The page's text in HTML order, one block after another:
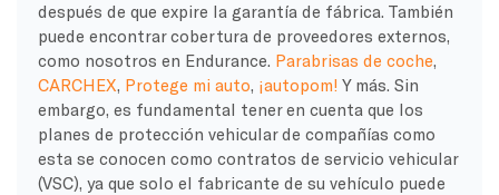
después de que expire la garantía de fábrica. También
puede encontrar cobertura de proveedores externos,
como nosotros en Endurance. Parabrisas de coche,
CARCHEX, Protege mi auto, ¡autopom! Y más. Sin
embargo, es fundamental tener en cuenta que los
planes de protección vehicular de compañías como
esta se conocen como contratos de servicio vehicular
(VSC), ya que solo el fabricante de su vehículo puede